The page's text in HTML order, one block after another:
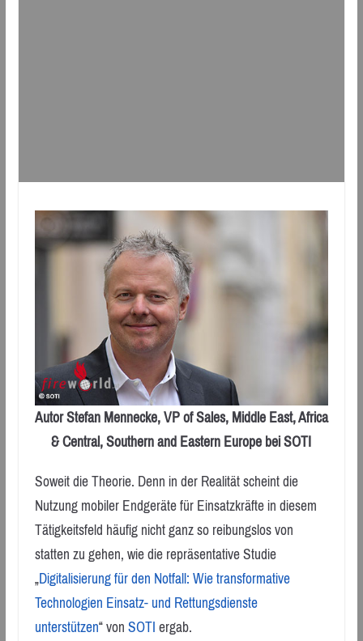
Autor Stefan Mennecke, VP of Sales, Middle East, Africa
& Central, Southern and Eastern Europe bei SOTI
Soweit die Theorie. Denn in der Realität scheint die
Nutzung mobiler Endgeräte für Einsatzkräfte in diesem
Tätigkeitsfeld häufig nicht ganz so reibungslos von
statten zu gehen, wie die repräsentative Studie
„Digitalisierung für den Notfall: Wie transformative
Technologien Einsatz- und Rettungsdienste
unterstützen“ vonSOTIergab.